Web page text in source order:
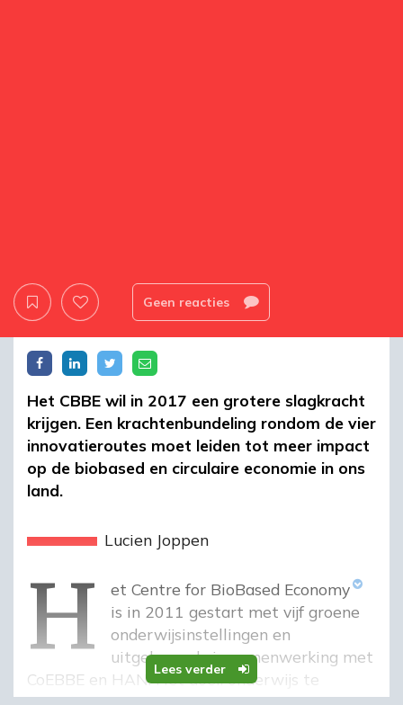
Geen reacties
Lees verder
Het CBBE wil in 2017 een grotere slagkracht
krijgen. Een krachtenbundeling rondom de vier
innovatieroutes moet leiden tot meer impact
op de biobased en circulaire economie in ons
land.
Lucien Joppen
h Het Centre for BioBased Economy
is in 2011 gestart met vijf groene
onderwijsinstellingen en
uitgebouwd via samenwerking met
CoEBBE en HAN. Het doel: onderwijs te
ontwikkelen zodat de professionals van